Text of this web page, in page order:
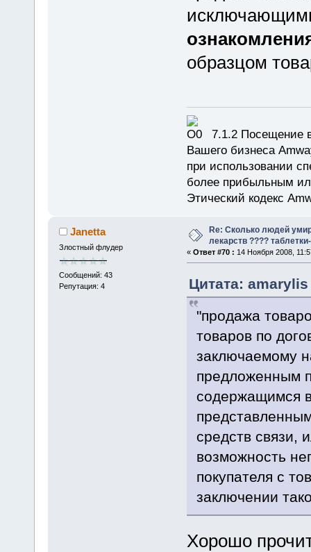
образцом
7.1.2 Посещение
Вашего бизнеса
при использовании
более прибыльным
Этический кодекс
Janetta
Злостный флудер
Сообщений: 43
Репутация: 4
Re: Сколько людей
лекарств ????
« Ответ #70 : 14 Ноября 2008,
Цитата:
"продажа
товаров по
заключаемому
предложенным
содержащимся в
средств
возможность
покупателя с
заключении
Хорошо